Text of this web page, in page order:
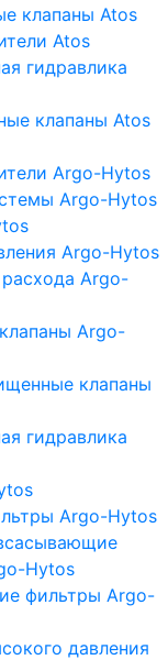
клапаны Atos
Atos
гидравлика
клапаны Atos
Argo-Hytos
Argo-Hytos
Argo-Hytos
Argo-
Argo-
клапаны
гидравлика
Argo-Hytos
Hytos
фильтры Argo-
давления